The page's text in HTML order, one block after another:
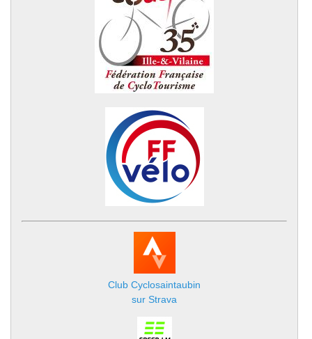
Club Cyclosaintaubin
sur Strava